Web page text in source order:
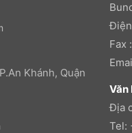
Khánh, Quận
Fax
Văn
Địa
Tel: